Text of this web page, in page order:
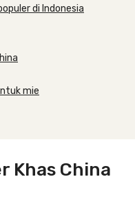
di Indonesia
mie
Khas China